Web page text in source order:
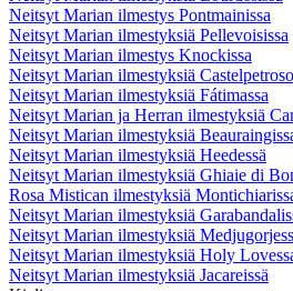
Neitsyt Marian ilmestys Pontmainissa
Neitsyt Marian ilmestyksiä Pellevoisissa
Neitsyt Marian ilmestys Knockissa
Neitsyt Marian ilmestyksiä
Neitsyt Marian ilmestyksiä Fátimassa
Neitsyt Marian ja Herran ilmestyksiä
Neitsyt Marian ilmestyksiä
Neitsyt Marian ilmestyksiä Heedessä
Neitsyt Marian ilmestyksiä Ghiaie di
Rosa Mistican ilmestyksiä
Neitsyt Marian ilmestyksiä
Neitsyt Marian ilmestyksiä
Neitsyt Marian ilmestyksiä Holy
Neitsyt Marian ilmestyksiä Jacareissä